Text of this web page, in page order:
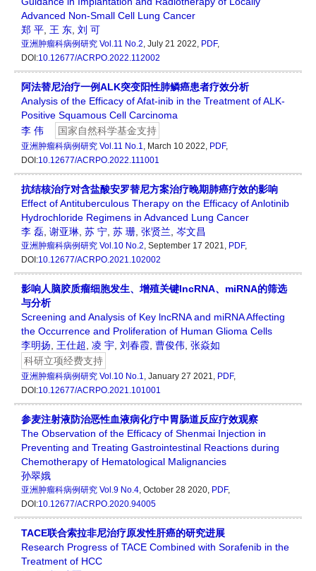
Advanced Non-Small Cell Lung Cancer
郑 平 王 东 刘 可
亚洲肿瘤科病例研究 Vol.11 No.2 , July 21 2022, PDF,
DOI:10.12677/ACRPO.2022.112002
阿法替尼治疗一例ALK突变阳性肺鳞癌患者疗效分析
Analysis of the Efficacy of Afat-inib in the Treatment of ALK-
Positive Squamous Cell Carcinoma
李 伟
国家自然科学基金支持
亚洲肿瘤科病例研究 Vol.11 No.1 , March 10 2022, PDF,
DOI:10.12677/ACRPO.2022.111001
抗结核治疗对含盐酸安罗替尼方案治疗晚期肺癌疗效的影响
Effect of Antituberculous Therapy on the Efficacy of Anlotinib
Hydrochloride Regimens in Advanced Lung Cancer
李 磊 谢亚琳 苏 宁 苏 珊 张贤兰 岑文昌
亚洲肿瘤科病例研究 Vol.10 No.2 , September 17 2021, PDF,
DOI:10.12677/ACRPO.2021.102002
影响人脑胶质瘤细胞发生、增殖关键lncRNA、miRNA的筛选
与分析
Screening and Analysis of Key lncRNA and miRNA Affecting
the Occurrence and Proliferation of Human Glioma Cells
李明扬
王仕超 凌 宇 刘春霞 曹俊伟 张焱如
科研立项经费支持
亚洲肿瘤科病例研究 Vol.10 No.1 , January 27 2021, PDF,
DOI:10.12677/ACRPO.2021.101001
参麦注射液防治恶性血液病化疗中胃肠道反应疗效观察
The Observation of the Efficacy of Shenmai Injection in
Preventing and Treating Gastrointestinal Reactions during
Chemotherapy of Hematological Malignancies
孙翠娥
亚洲肿瘤科病例研究 Vol.9 No.4 , October 28 2020, PDF,
DOI:10.12677/ACRPO.2020.94005
TACE联合索拉非尼治疗原发性肝癌的研究进展
Research Progress of TACE Combined with Sorafenib in the
Treatment of HCC